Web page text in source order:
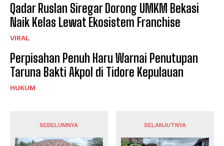
Qadar Ruslan Siregar Dorong UMKM Bekasi
Naik Kelas Lewat Ekosistem Franchise
VIRAL
Perpisahan Penuh Haru Warnai Penutupan
Taruna Bakti Akpol di Tidore Kepulauan
HUKUM
SEBELUMNYA SELANJUTNYA